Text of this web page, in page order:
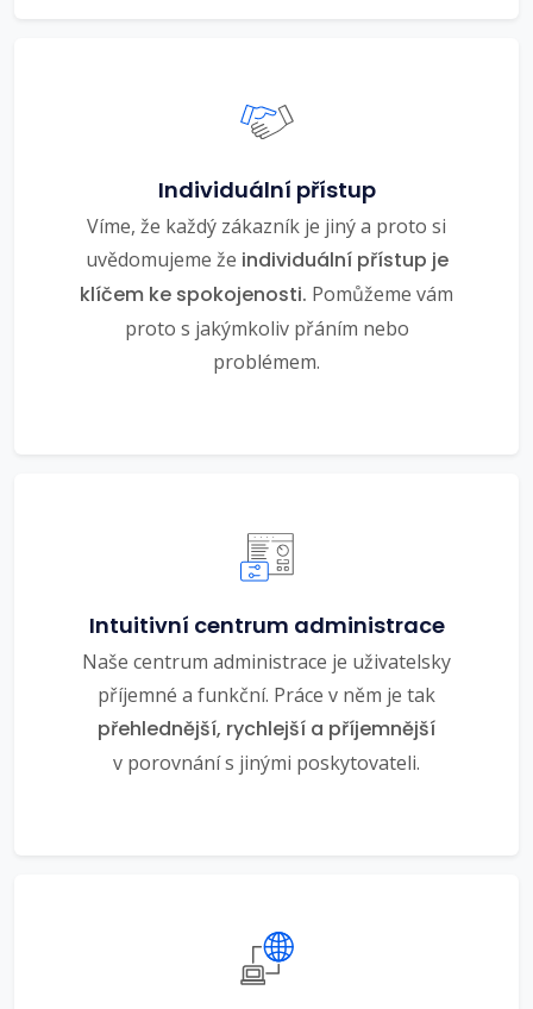
Individuální přístup
Víme, že každý zákazník je jiný a proto si
uvědomujeme že individuální přístup je
klíčem ke spokojenosti. Pomůžeme vám
proto s jakýmkoliv přáním nebo
problémem.
Intuitivní centrum administrace
Naše centrum administrace je uživatelsky
příjemné a funkční. Práce v něm je tak
přehlednější, rychlejší a příjemnější
v porovnání s jinými poskytovateli.